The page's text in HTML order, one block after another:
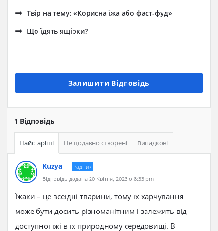
Твір на тему: «Корисна їжа або фаст-фуд»
Що їдять ящірки?
Залишити Відповідь
1 Відповідь
Найстаріші Нещодавно створені Випадкові
Kuzya
Радник
Відповідь додана 20 Квітня, 2023 о 8:33 pm
Їжаки – це всеїдні тварини, тому їх харчування
може бути досить різноманітним і залежить від
доступної їжі в їх природному середовищі. В